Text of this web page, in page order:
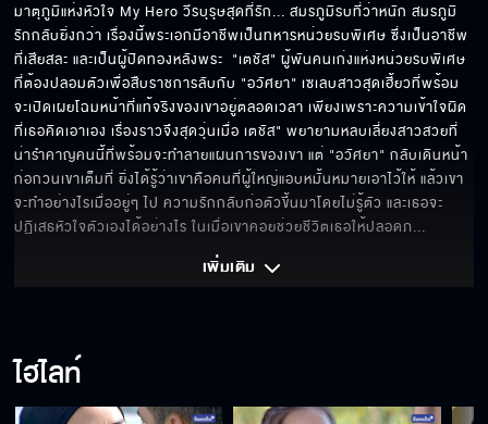
มาตุภูมิแห่งหัวใจ My Hero วีรบุรุษสุดที่รัก... สมรภูมิรบที่ว่าหนัก สมรภูมิ
รักกลับยิ่งกว่า เรื่องนี้พระเอกมีอาชีพเป็นทหารหน่วยรบพิเศษ ซึ่งเป็นอาชีพ
ที่เสียสละ และเป็นผู้ปิดทองหลังพระ  "เตชัส" ผู้พันคนเก่งแห่งหน่วยรบพิเศษ
ที่ต้องปลอมตัวเพื่อสืบราชการลับกับ "อวัศยา" เซเลบสาวสุดเฮี้ยวที่พร้อม
จะเปิดเผยโฉมหน้าที่แท้จริงของเขาอยู่ตลอดเวลา เพียงเพราะความเข้าใจผิด
ที่เธอคิดเอาเอง เรื่องราวจึงสุดวุ่นเมื่อ เตชัส" พยายามหลบเลี่ยงสาวสวยที่
น่ารำคาญคนนี้ที่พร้อมจะทำลายแผนการของเขา แต่ "อวัศยา" กลับเดินหน้า
ก่อกวนเขาเต็มที่ ยิ่งได้รู้ว่าเขาคือคนที่ผู้ใหญ่แอบหมั้นหมายเอาไว้ให้ แล้วเขา
จะทำอย่างไรเมื่ออยู่ๆ ไป ความรักกลับก่อตัวขึ้นมาโดยไม่รู้ตัว และเธอจะ
ปฏิเสธหัวใจตัวเองได้อย่างไร ในเมื่อเขาคอยช่วยชีวิตเธอให้ปลอดภ...
เพิ่มเติม
ไฮไลท์